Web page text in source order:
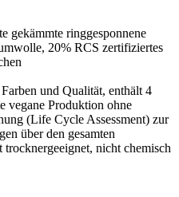
gekämmte ringgesponnene
20% RCS zertifiziertes
und Qualität, enthält 4
vegane Produktion ohne
(Life Cycle Assessment) zur
über den gesamten
nicht chemisch